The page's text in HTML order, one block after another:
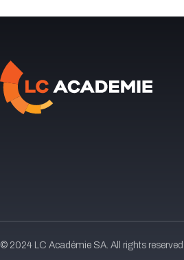
© 2024 LC Académie SA. All rights reserved.